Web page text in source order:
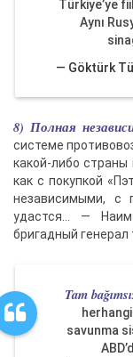
Türkiye’ye
Aynı
— Göktürk
8) Полная
системе
какой-либо страны
как с покупкой
независимыми, с
удастся… — Наим
бригадный генерал
Tam
savunma